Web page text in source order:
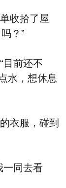
收拾了屋
？”
前还不
水，想休息
衣服，碰到
同去看